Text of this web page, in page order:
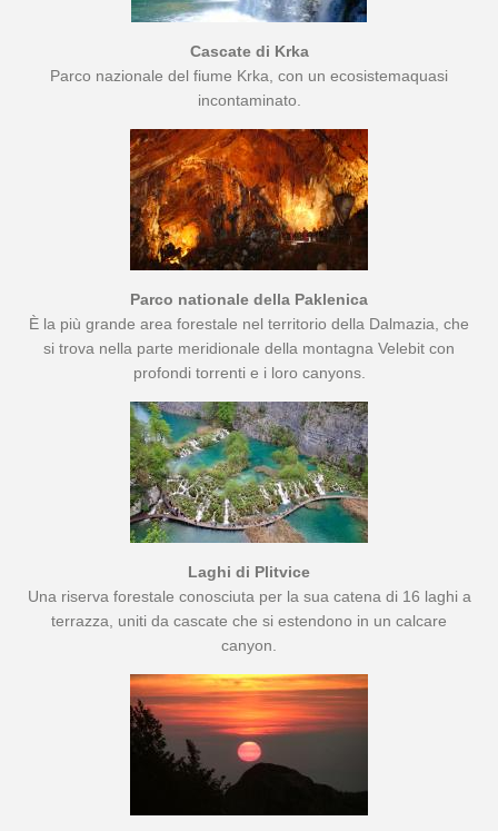
Cascate di Krka
Parco nazionale del fiume Krka, con un ecosistemaquasi
incontaminato.
Parco nationale della Paklenica
È la più grande area forestale nel territorio della Dalmazia, che
si trova nella parte meridionale della montagna Velebit con
profondi torrenti e i loro canyons.
Laghi di Plitvice
Una riserva forestale conosciuta per la sua catena di 16 laghi a
terrazza, uniti da cascate che si estendono in un calcare
canyon.